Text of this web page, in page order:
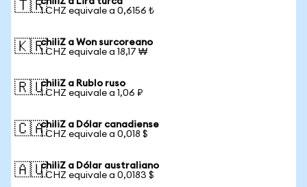
🇹🇷1 CHZ equivale a 0,6156 ₺
🇰🇷chiliZ a Won surcoreano
1 CHZ equivale a 18,17 ₩
🇷🇺chiliZ a Rublo ruso
1 CHZ equivale a 1,06 ₽
🇨🇦chiliZ a Dólar canadiense
1 CHZ equivale a 0,018 $
🇦🇺chiliZ a Dólar australiano
1 CHZ equivale a 0,0183 $